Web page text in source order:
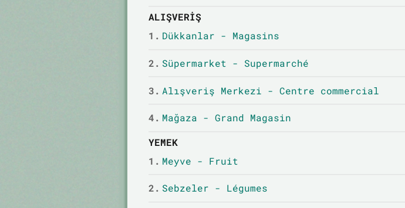
ALIŞVERIŞ
1. Dükkanlar - Magasins
2. Süpermarket - Supermarché
3. Alışveriş Merkezi - Centre commercial
4. Mağaza - Grand Magasin
YEMEK
1. Meyve - Fruit
2. Sebzeler - Légumes